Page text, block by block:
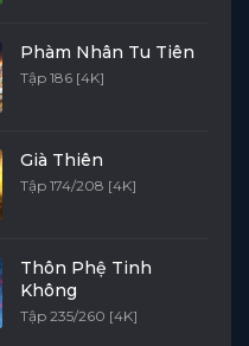
Phàm Nhân Tu Tiên
Tập 186 [4K]
Già Thiên
Tập 174/208 [4K]
Thôn Phệ Tinh
Không
Tập 235/260 [4K]